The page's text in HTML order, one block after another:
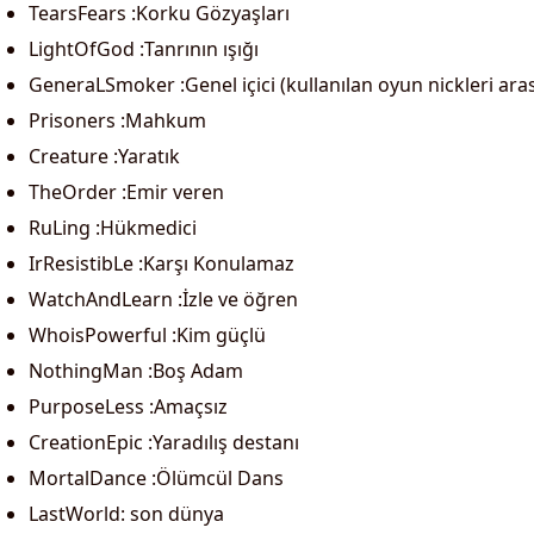
TearsFears :Korku Gözyaşları
LightOfGod :Tanrının ışığı
GeneraLSmoker :Genel içici (kullanılan oyun nickleri
Prisoners :Mahkum
Creature :Yaratık
TheOrder :Emir veren
RuLing :Hükmedici
IrResistibLe :Karşı Konulamaz
WatchAndLearn :İzle ve öğren
WhoisPowerful :Kim güçlü
NothingMan :Boş Adam
PurposeLess :Amaçsız
CreationEpic :Yaradılış destanı
MortalDance :Ölümcül Dans
LastWorld: son dünya